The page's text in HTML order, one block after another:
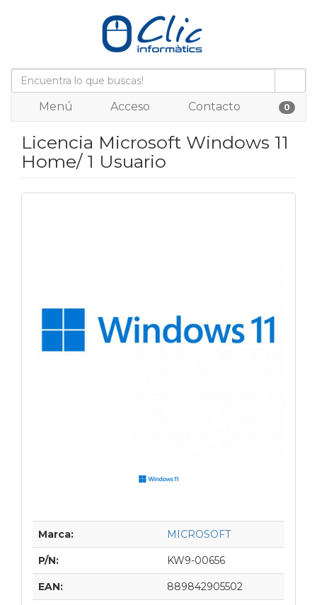
Menú Acceso Contacto 0
Licencia Microsoft Windows 11
Home/ 1 Usuario
Marca: MICROSOFT
P/N: KW9-00656
EAN: 889842905502